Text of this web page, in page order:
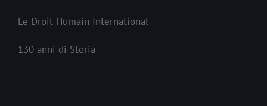
Le Droit Humain International
130 anni di Storia